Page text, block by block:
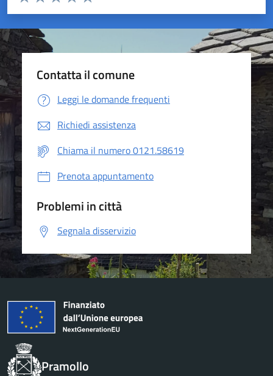
Valuta 5 stelle su 5
Valuta 4 stelle su 5
Valuta 3 stelle su 5
Valuta 2 stelle su 5
Valuta 1 stelle su 5
Contatta il comune
Leggi le domande frequenti
Richiedi assistenza
Chiama il numero 0121.58619
Prenota appuntamento
Problemi in città
Segnala disservizio
Pramollo